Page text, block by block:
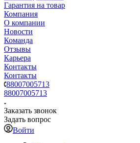
Гарантия на товар
Компания
О компании
Новости
Команда
Отзывы
Карьера
Контакты
Контакты
88007005713
88007005713
Заказать звонок
Задать вопрос
Войти